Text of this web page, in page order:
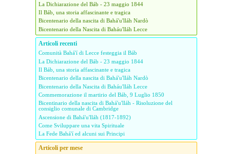
La Dichiarazione del Báb - 23 maggio 1844
Il Báb, una storia affascinante e tragica
Bicentenario della nascita di Bahá'u'lláh Nardò
Bicentenario della Nascita di Baháu'lláh Lecce
Articoli recenti
Comunità Bahá'í di Lecce festeggia il Báb
La Dichiarazione del Báb - 23 maggio 1844
Il Báb, una storia affascinante e tragica
Bicentenario della nascita di Bahá'u'lláh Nardò
Bicentenario della Nascita di Baháu'lláh Lecce
Commemorazione il martirio del Báb, 9 Luglio 1850
Bicentinario della nascita di Bahá'u'lláh - Risoluzione del
consiglio comunale di Cambridge
Ascensione di Bahá'u'lláh (1817-1892)
Come Sviluppare una vita Spirituale
La Fede Bahá'í ed alcuni sui Principi
Articoli per mese